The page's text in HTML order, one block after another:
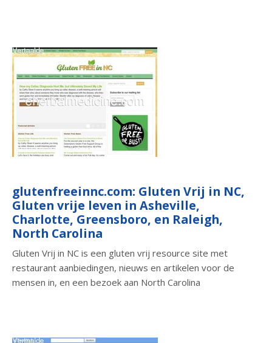
glutenfreeinnc.com: Gluten Vrij in NC,
Gluten vrije leven in Asheville,
Charlotte, Greensboro, en Raleigh,
North Carolina
Gluten Vrij in NC is een gluten vrij resource site met
restaurant aanbiedingen, nieuws en artikelen voor de
mensen in, en een bezoek aan North Carolina